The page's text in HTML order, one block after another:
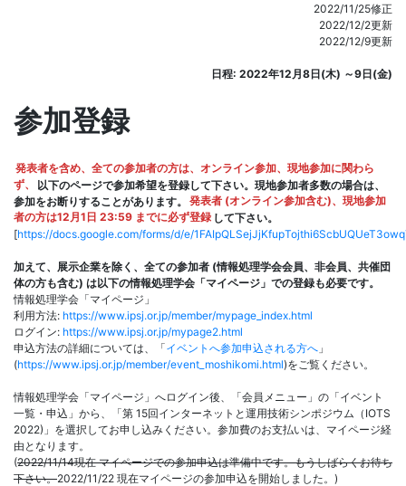
2022/11/25修正
2022/12/2更新
2022/12/9更新
日程: 2022年12月8日(木) ～9日(金)
参加登録
発表者を含め、全ての参加者の方は、オンライン参加、現地参加に関わら
ず、
以下のページで参加希望を登録して下さい。現地参加者多数の場合は、
参加をお断りすることがあります。
発表者 (オンライン参加含む)、現地参加
者の方は12月1日 23:59 までに必ず登録 して下さい。
[https://docs.google.com/forms/d/e/
加えて、展示企業を除く、全ての参加者 (情報処理学会会員、非会員、共催団
体の方も含む) は以下の情報処理学会「マイページ」での登録も必要です。
情報処理学会「マイページ」
利用方法: https://www.ipsj.or.jp/member/mypage_index.html
ログイン: https://www.ipsj.or.jp/mypage2.html
申込方法の詳細については、「イベントへ参加申込される方へ 」
(https://www.ipsj.or.jp/member/event_moshikomi.html)をご覧ください。
情報処理学会「マイページ」へログイン後、「会員メニュー」の「イベント
一覧・申込」から、「第 15回インターネットと運用技術シンポジウム（IOTS
2022)」を選択してお申し込みください。参加費のお支払いは、マイページ経
由となります。
(2022/11/14現在 マイページでの参加申込は準備中です。もうしばらくお待ち
下さい。2022/11/22 現在マイページの参加申込を開始しました。)